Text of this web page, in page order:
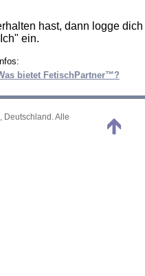
hast, dann logge dich
ein.
bietet FetischPartner™?
Deutschland. Alle